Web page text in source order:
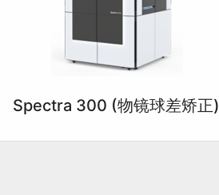
Spectra 300 (物镜球差矫正)